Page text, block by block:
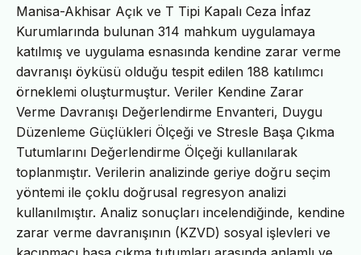
Manisa-Akhisar Açık ve T Tipi Kapalı Ceza İnfaz
Kurumlarında bulunan 314 mahkum uygulamaya
katılmış ve uygulama esnasında kendine zarar verme
davranışı öyküsü olduğu tespit edilen 188 katılımcı
örneklemi oluşturmuştur. Veriler Kendine Zarar
Verme Davranışı Değerlendirme Envanteri, Duygu
Düzenleme Güçlükleri Ölçeği ve Stresle Başa Çıkma
Tutumlarını Değerlendirme Ölçeği kullanılarak
toplanmıştır. Verilerin analizinde geriye doğru seçim
yöntemi ile çoklu doğrusal regresyon analizi
kullanılmıştır. Analiz sonuçları incelendiğinde, kendine
zarar verme davranışının (KZVD) sosyal işlevleri ve